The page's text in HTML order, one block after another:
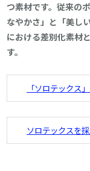
つ素材です。従来の
なやかさ」と「美し
における差別化素材
す。
「ソロテックス
ソロテックスを